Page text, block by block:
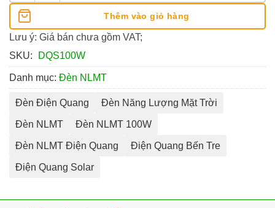
Thêm vào giỏ hàng
Lưu ý: Giá bán chưa gồm VAT;
SKU:
DQS100W
Danh mục: Đèn NLMT
Đèn Điện Quang Đèn Năng Lượng Mặt Trời
Đèn NLMT Đèn NLMT 100W
Đèn NLMT Điện Quang Điện Quang Bến Tre
Điện Quang Solar